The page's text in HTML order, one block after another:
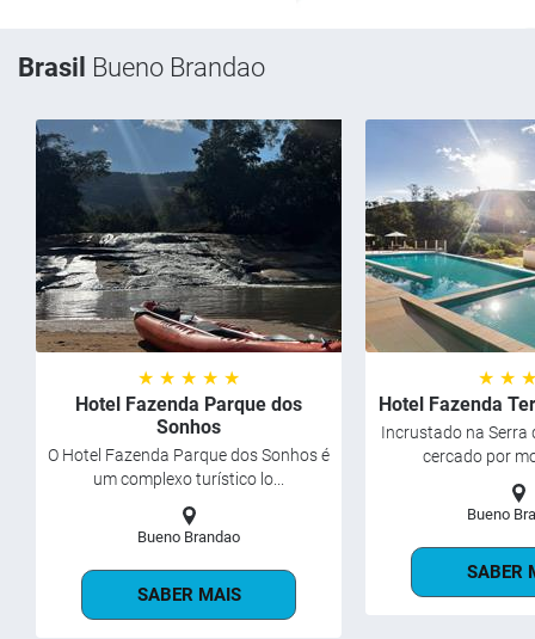
Brasil Bueno Brandao
★ ★ ★ ★ ★
Hotel Fazenda Parque dos
Sonhos
O Hotel Fazenda Parque dos Sonhos é
um complexo turístico lo...
Bueno Brandao
SABER MAIS
★ ★
Hotel Fazenda
Incrustado na Serra
cercado por
Bueno
SABER